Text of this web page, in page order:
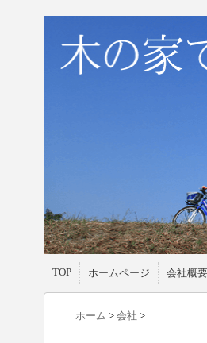
TOP ホームページ 会社概要
ホーム > 会社 >